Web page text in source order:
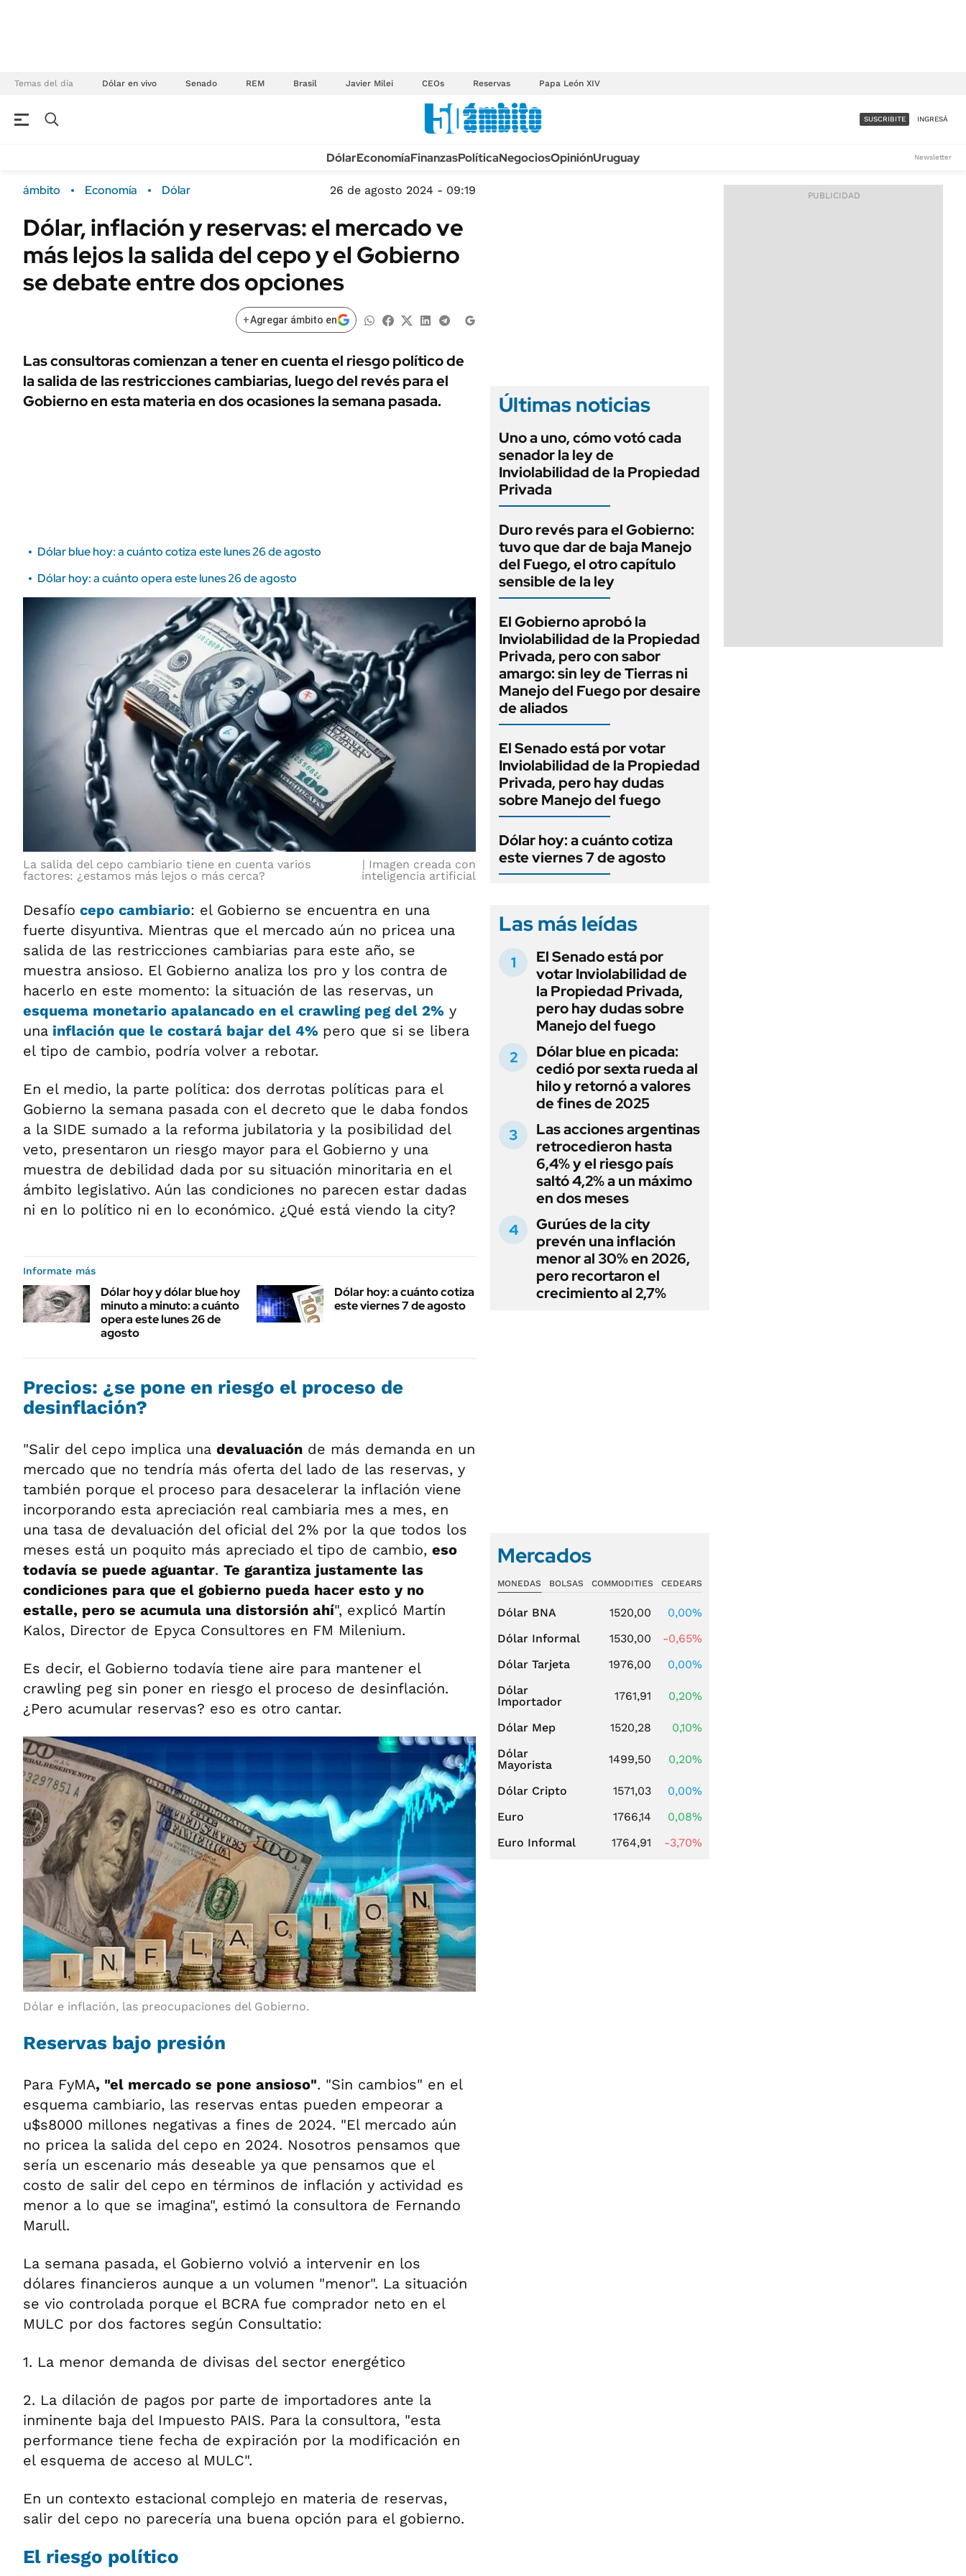
Temas del día Dólar en vivo Senado REM Brasil Javier Milei CEOs Reservas Papa León XIV
Campo
FINANZAS
Dólar
Sustentabilidad
Seguros
POLÍTICA
URUGUAY
TECNOLOGÍA
MÉXICO
MUNDO
INFORMACIÓN GENERAL
AUTOS
ACCESO FULL - $1.800/MES
SUSCRIBITE INGRESÁ
DólarEconomíaFinanzasPolíticaNegociosOpiniónUruguay Newsletter
ámbito Economía Dólar 26 de agosto 2024 - 09:19
Dólar, inflación y reservas: el mercado ve
más lejos la salida del cepo y el Gobierno
se debate entre dos opciones
+Agregar ámbito en
Las consultoras comienzan a tener en cuenta el riesgo político de
la salida de las restricciones cambiarias, luego del revés para el
Gobierno en esta materia en dos ocasiones la semana pasada.
Dólar blue hoy: a cuánto cotiza este lunes 26 de agosto
Dólar hoy: a cuánto opera este lunes 26 de agosto
La salida del cepo cambiario tiene en cuenta varios
factores: ¿estamos más lejos o más cerca?
Imagen creada con
inteligencia artificial
Desafío cepo cambiario: el Gobierno se encuentra en una
fuerte disyuntiva. Mientras que el mercado aún no pricea una
salida de las restricciones cambiarias para este año, se
muestra ansioso. El Gobierno analiza los pro y los contra de
hacerlo en este momento: la situación de las reservas, un
esquema monetario apalancado en el crawling peg del 2% y
una inflación que le costará bajar del 4% pero que si se libera
el tipo de cambio, podría volver a rebotar.
En el medio, la parte política: dos derrotas políticas para el
Gobierno la semana pasada con el decreto que le daba fondos
a la SIDE sumado a la reforma jubilatoria y la posibilidad del
veto, presentaron un riesgo mayor para el Gobierno y una
muestra de debilidad dada por su situación minoritaria en el
ámbito legislativo. Aún las condiciones no parecen estar dadas
ni en lo político ni en lo económico. ¿Qué está viendo la city?
Informate más
Dólar hoy y dólar blue hoy
minuto a minuto: a cuánto
opera este lunes 26 de
agosto
Dólar hoy: a cuánto cotiza
este viernes 7 de agosto
Precios: ¿se pone en riesgo el proceso de
desinflación?
"Salir del cepo implica una devaluación de más demanda en un
mercado que no tendría más oferta del lado de las reservas, y
también porque el proceso para desacelerar la inflación viene
incorporando esta apreciación real cambiaria mes a mes, en
una tasa de devaluación del oficial del 2% por la que todos los
meses está un poquito más apreciado el tipo de cambio, eso
todavía se puede aguantar. Te garantiza justamente las
condiciones para que el gobierno pueda hacer esto y no
estalle, pero se acumula una distorsión ahí", explicó Martín
Kalos, Director de Epyca Consultores en FM Milenium.
Es decir, el Gobierno todavía tiene aire para mantener el
crawling peg sin poner en riesgo el proceso de desinflación.
¿Pero acumular reservas? eso es otro cantar.
Dólar e inflación, las preocupaciones del Gobierno.
Reservas bajo presión
Para FyMA, "el mercado se pone ansioso". "Sin cambios" en el
esquema cambiario, las reservas entas pueden empeorar a
u$s8000 millones negativas a fines de 2024. "El mercado aún
no pricea la salida del cepo en 2024. Nosotros pensamos que
sería un escenario más deseable ya que pensamos que el
costo de salir del cepo en términos de inflación y actividad es
menor a lo que se imagina", estimó la consultora de Fernando
Marull.
La semana pasada, el Gobierno volvió a intervenir en los
dólares financieros aunque a un volumen "menor". La situación
se vio controlada porque el BCRA fue comprador neto en el
MULC por dos factores según Consultatio:
1. La menor demanda de divisas del sector energético
2. La dilación de pagos por parte de importadores ante la
inminente baja del Impuesto PAIS. Para la consultora, "esta
performance tiene fecha de expiración por la modificación en
el esquema de acceso al MULC".
En un contexto estacional complejo en materia de reservas,
salir del cepo no parecería una buena opción para el gobierno.
El riesgo político
Últimas noticias
Uno a uno, cómo votó cada
senador la ley de
Inviolabilidad de la Propiedad
Privada
Duro revés para el Gobierno:
tuvo que dar de baja Manejo
del Fuego, el otro capítulo
sensible de la ley
El Gobierno aprobó la
Inviolabilidad de la Propiedad
Privada, pero con sabor
amargo: sin ley de Tierras ni
Manejo del Fuego por desaire
de aliados
El Senado está por votar
Inviolabilidad de la Propiedad
Privada, pero hay dudas
sobre Manejo del fuego
Dólar hoy: a cuánto cotiza
este viernes 7 de agosto
Las más leídas
El Senado está por
votar Inviolabilidad de
la Propiedad Privada,
pero hay dudas sobre
Manejo del fuego
Dólar blue en picada:
cedió por sexta rueda al
hilo y retornó a valores
de fines de 2025
Las acciones argentinas
retrocedieron hasta
6,4% y el riesgo país
saltó 4,2% a un máximo
en dos meses
Gurúes de la city
prevén una inflación
menor al 30% en 2026,
pero recortaron el
crecimiento al 2,7%
Mercados
MONEDAS BOLSAS COMMODITIES CEDEARS
Dólar BNA 1520,00
0,00%
Dólar Informal
1530,00
-0,65%
Dólar Tarjeta
1976,00
0,00%
Dólar
Importador
1761,91 0,20%
Dólar Mep 1520,28
0,10%
Dólar
Mayorista
1499,50 0,20%
Dólar Cripto 1571,03
0,00%
Euro
1766,14
0,08%
Euro Informal
1764,91 -3,70%